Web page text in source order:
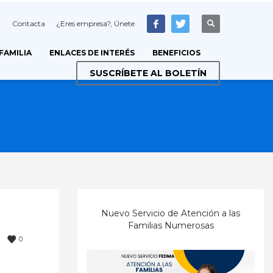
Contacta ¿Eres empresa?, Únete
ENLACES DE INTERÉS BENEFICIOS
SUSCRÍBETE AL BOLETÍN
0
Nuevo Servicio de Atención a las
Familias Numerosas